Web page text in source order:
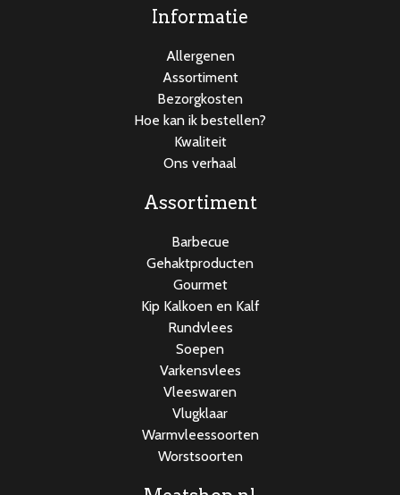
Informatie
Allergenen
Assortiment
Bezorgkosten
Hoe kan ik bestellen?
Kwaliteit
Ons verhaal
Assortiment
Barbecue
Gehaktproducten
Gourmet
Kip Kalkoen en Kalf
Rundvlees
Soepen
Varkensvlees
Vleeswaren
Vlugklaar
Warmvleessoorten
Worstsoorten